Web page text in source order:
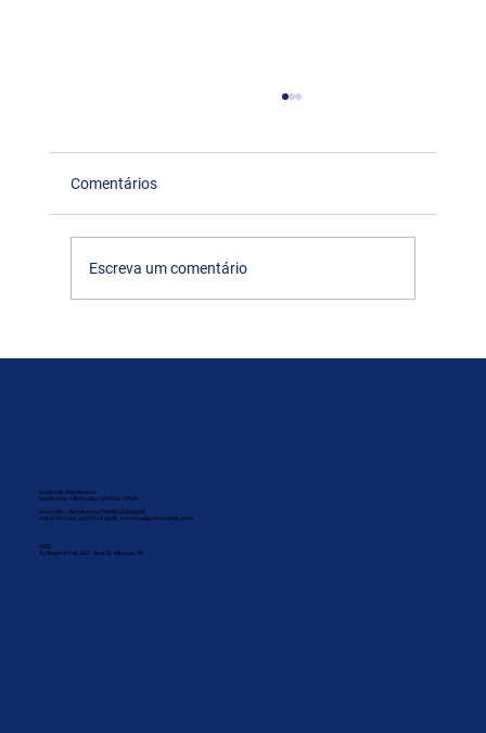
Comentários
Escreva um comentário
Horário de Atendimento:
Das 8h30 às 12h00 e das 13h30 às 17h30
Secretária / Atendimento / Certificação Digital
(44) 3123-6664 (44) 99731-0054 sincontabil@sincontabil.com.br
SEDE
Pç. Regente Feijó, 360 Zona 03 - Maringá - PR